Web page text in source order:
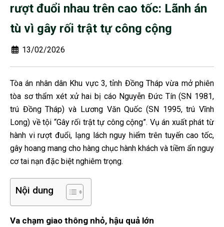
rượt đuổi nhau trên cao tốc: Lãnh án
tù vì gây rối trật tự công cộng
13/02/2026
Tòa án nhân dân Khu vực 3, tỉnh Đồng Tháp vừa mở phiên
tòa sơ thẩm xét xử hai bị cáo Nguyễn Đức Tín (SN 1981,
trú Đồng Tháp) và Lương Văn Quốc (SN 1995, trú Vĩnh
Long) về tội “Gây rối trật tự công cộng”. Vụ án xuất phát từ
hành vi rượt đuổi, lạng lách nguy hiểm trên tuyến cao tốc,
gây hoang mang cho hàng chục hành khách và tiềm ẩn nguy
cơ tai nạn đặc biệt nghiêm trọng.
Nội dung
Va chạm giao thông nhỏ, hậu quả lớn